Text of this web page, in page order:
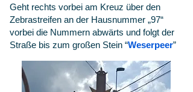
Geht rechts vorbei am Kreuz über den
Zebrastreifen an der Hausnummer „97“
vorbei die Nummern abwärts und folgt der
Straße bis zum großen Stein “Weserpeer”